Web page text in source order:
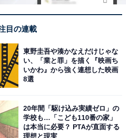
目の連載
東野圭吾や湊かなえだけじゃな
い、「業と罪」を描く『映画ち
いかわ』から強く連想した映画
8選
20年間「駆け込み実績ゼロ」の
学校も…「こども110番の家」
は本当に必要？ PTAが直面する
理想と現実